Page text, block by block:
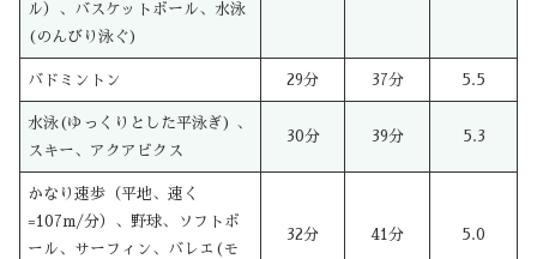
ル）、バスケットボール、水泳
(のんびり泳ぐ)
バドミントン 29分 37分 5.5
水泳(ゆっくりとした平泳ぎ) 、
スキー、アクアビクス
30分 39分 5.3
かなり速歩（平地、速く
=107m/分）、野球、ソフトボ
ール、サーフィン、バレエ(モ
32分 41分 5.0